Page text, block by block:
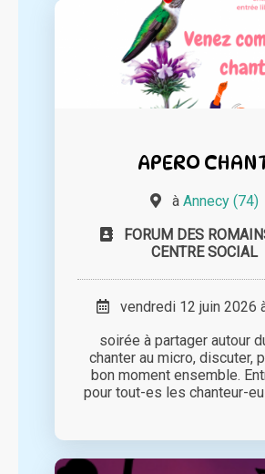
APERO
à Annecy (74)
FORUM DES
CENTRE SOCIAL
vendredi 12 juin 2026
soirée à partager autour
chanter au micro, discuter,
bon moment ensemble.
pour tout-es les chanteur-